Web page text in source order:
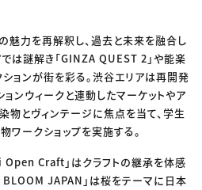
魅力を再解釈し、過去と未来を融合し
は謎解き「GINZA QUEST 2」や能楽
ョンが街を彩る。渋谷エリアは再開発
ンウィークと連動したマーケットやア
物とヴィンテージに焦点を当て、学生
ワークショップを実施する。
Craft」はクラフトの継承を体感
BLOOM JAPAN」は桜をテーマに日本